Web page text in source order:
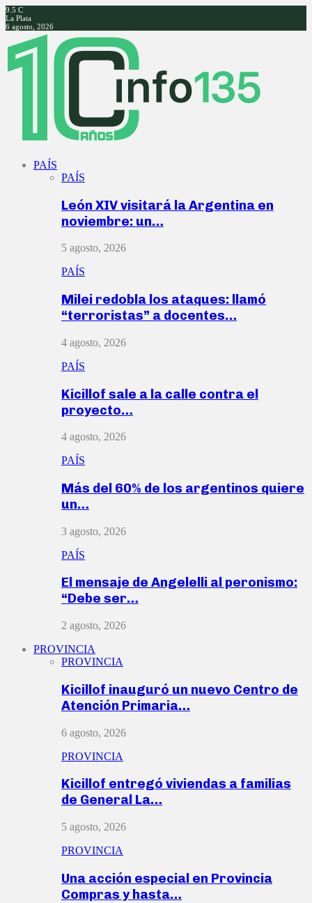
9.5 C
La Plata
6 agosto, 2026
Facebook
Twitter
Instagram
Youtube
PAÍS
PAÍS
León XIV visitará la Argentina en
noviembre: un…
5 agosto, 2026
PAÍS
Milei redobla los ataques: llamó
“terroristas” a docentes…
4 agosto, 2026
PAÍS
Kicillof sale a la calle contra el
proyecto…
4 agosto, 2026
PAÍS
Más del 60% de los argentinos quiere
un…
3 agosto, 2026
PAÍS
El mensaje de Angelelli al peronismo:
“Debe ser…
2 agosto, 2026
PROVINCIA
PROVINCIA
Kicillof inauguró un nuevo Centro de
Atención Primaria…
6 agosto, 2026
PROVINCIA
Kicillof entregó viviendas a familias
de General La…
5 agosto, 2026
PROVINCIA
Una acción especial en Provincia
Compras y hasta…